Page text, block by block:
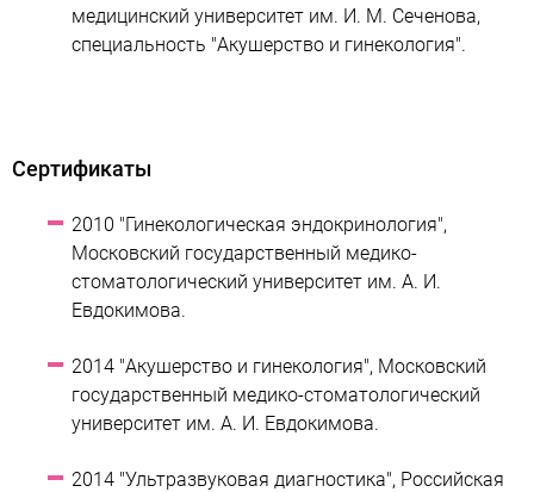
медицинский университет им. И. М. Сеченова,
специальность "Акушерство и гинекология".
Сертификаты
2010 "Гинекологическая эндокринология",
Московский государственный медико-
стоматологический университет им. А. И.
Евдокимова.
2014 "Акушерство и гинекология", Московский
государственный медико-стоматологический
университет им. А. И. Евдокимова.
2014 "Ультразвуковая диагностика", Российская